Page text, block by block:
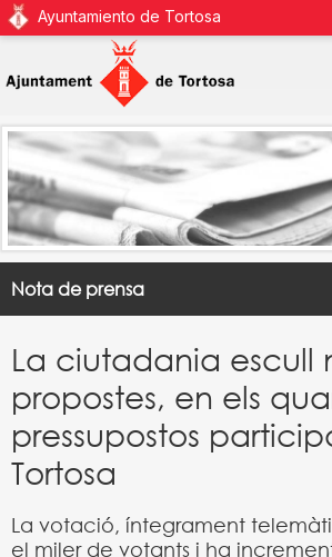
Ayuntamiento de Tortosa
Nota de prensa
La ciutadania escull
propostes, en els
pressupostos
Tortosa
La votació, íntegrament
el miler de votants i ha